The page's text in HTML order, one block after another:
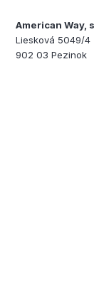
American Way,
Liesková 5049/4
902 03 Pezinok